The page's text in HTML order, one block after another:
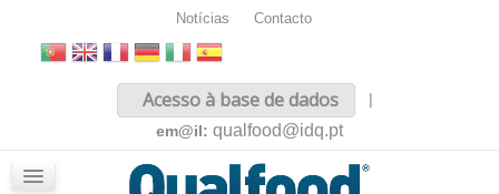
Notícias Contacto
Acesso à base de dados
|
em@il: qualfood@idq.pt